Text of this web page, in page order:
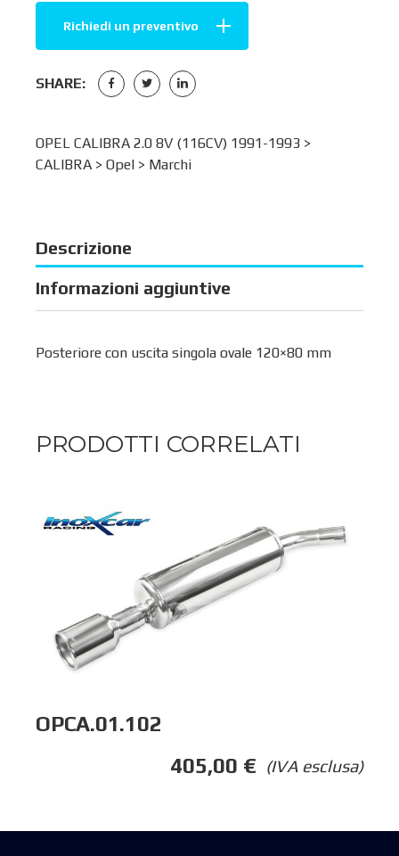
Richiedi un preventivo
SHARE:
OPEL CALIBRA 2.0 8V (116CV) 1991-1993 >
CALIBRA > Opel > Marchi
Descrizione
Informazioni aggiuntive
Posteriore con uscita singola ovale 120×80 mm
PRODOTTI CORRELATI
OPCA.01.102
(IVA esclusa)
405,00 €